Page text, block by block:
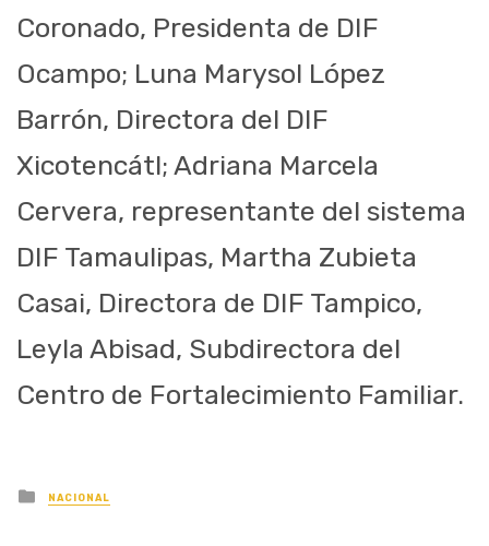
Coronado, Presidenta de DIF
Ocampo; Luna Marysol López
Barrón, Directora del DIF
Xicotencátl; Adriana Marcela
Cervera, representante del sistema
DIF Tamaulipas, Martha Zubieta
Casai, Directora de DIF Tampico,
Leyla Abisad, Subdirectora del
Centro de Fortalecimiento Familiar.
Posted
in
NACIONAL